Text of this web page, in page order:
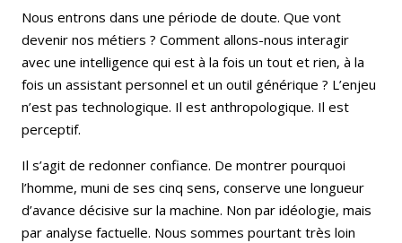
Nous entrons dans une période de doute. Que vont
devenir nos métiers ? Comment allons-nous interagir
avec une intelligence qui est à la fois un tout et rien, à la
fois un assistant personnel et un outil générique ? L’enjeu
n’est pas technologique. Il est anthropologique. Il est
perceptif.
Il s’agit de redonner confiance. De montrer pourquoi
l’homme, muni de ses cinq sens, conserve une longueur
d’avance décisive sur la machine. Non par idéologie, mais
par analyse factuelle. Nous sommes pourtant très loin